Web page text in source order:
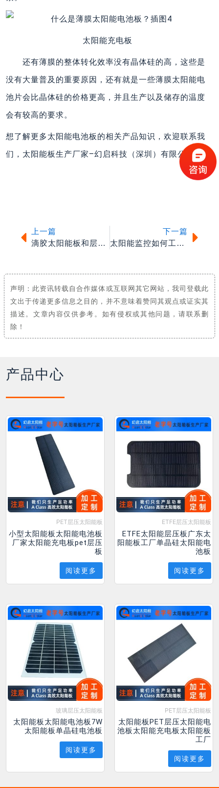
太阳能充电板
还有薄膜的整体转化效率没有晶体硅的高，这些是
没有大量普及的重要原因，还有就是一些薄膜太阳能电
池片会比晶体硅的价格更高，并且生产以及储存的温度
会有较高的要求。
想了解更多太阳能电池板的相关产品知识，欢迎联系我
们，太阳能板生产厂家–幻启科技（深圳）有限公司。
上一篇
滴胶太阳能板和层压太阳能板有什么区别？
下一篇
太阳能监控如何工作？
下
声明：此资讯转载自合作媒体或互联网其它网站，我司登载此
文出于传递更多信息之目的，并不意味着赞同其观点或证实其
描述。文章内容仅供参考。如有侵权或其他问题，请联系删
除！
产品中心
PET层压太阳能板
小型太阳能板太阳能电池板
厂家太阳能充电板pet层压
板
阅读更多
ETFE层压太阳能板
ETFE太阳能层压板广东太
阳能板工厂单晶硅太阳能电
池板
阅读更多
玻璃层压太阳能板
太阳能板太阳能电池板7W
太阳能板单晶硅电池板
阅读更多
PET层压太阳能板
太阳能板PET层压太阳能电
池板太阳能充电板太阳能板
工厂
阅读更多